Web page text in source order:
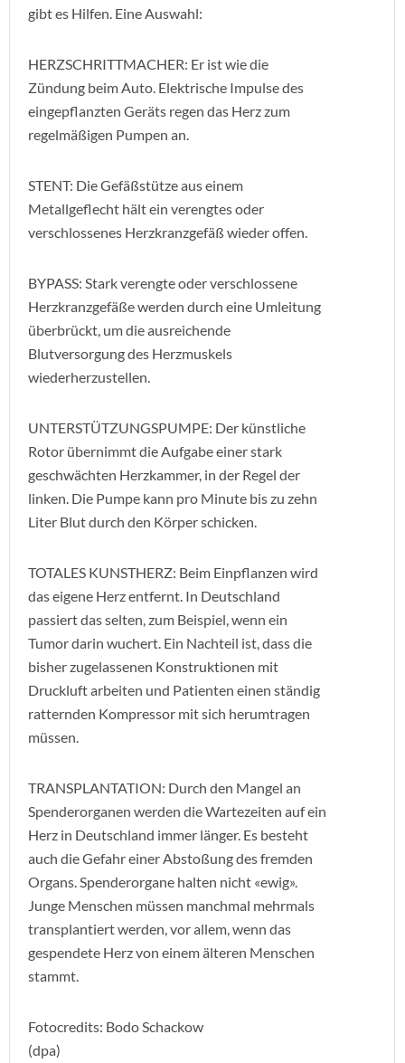
gibt es Hilfen. Eine Auswahl:
HERZSCHRITTMACHER: Er ist wie die
Zündung beim Auto. Elektrische Impulse des
eingepflanzten Geräts regen das Herz zum
regelmäßigen Pumpen an.
STENT: Die Gefäßstütze aus einem
Metallgeflecht hält ein verengtes oder
verschlossenes Herzkranzgefäß wieder offen.
BYPASS: Stark verengte oder verschlossene
Herzkranzgefäße werden durch eine Umleitung
überbrückt, um die ausreichende
Blutversorgung des Herzmuskels
wiederherzustellen.
UNTERSTÜTZUNGSPUMPE: Der künstliche
Rotor übernimmt die Aufgabe einer stark
geschwächten Herzkammer, in der Regel der
linken. Die Pumpe kann pro Minute bis zu zehn
Liter Blut durch den Körper schicken.
TOTALES KUNSTHERZ: Beim Einpflanzen wird
das eigene Herz entfernt. In Deutschland
passiert das selten, zum Beispiel, wenn ein
Tumor darin wuchert. Ein Nachteil ist, dass die
bisher zugelassenen Konstruktionen mit
Druckluft arbeiten und Patienten einen ständig
ratternden Kompressor mit sich herumtragen
müssen.
TRANSPLANTATION: Durch den Mangel an
Spenderorganen werden die Wartezeiten auf ein
Herz in Deutschland immer länger. Es besteht
auch die Gefahr einer Abstoßung des fremden
Organs. Spenderorgane halten nicht «ewig».
Junge Menschen müssen manchmal mehrmals
transplantiert werden, vor allem, wenn das
gespendete Herz von einem älteren Menschen
stammt.
Fotocredits: Bodo Schackow
(dpa)